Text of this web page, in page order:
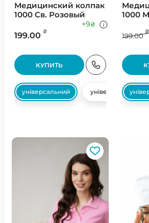
Медицинский колпак
1000 Св. Розовый
199.00 ₴
+9₴
КУПИТЬ
універсальний універсальний
1000
199.00
₴